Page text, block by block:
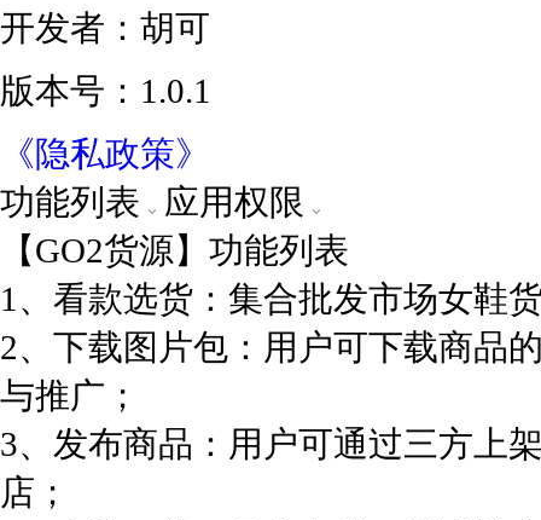
开发者：胡可
版本号：1.0.1
《隐私政策》
功能列表
应用权限
【GO2货源】功能列表
1、看款选货：集合批发市场女鞋
2、下载图片包：用户可下载商品
与推广；
3、发布商品：用户可通过三方上
店；